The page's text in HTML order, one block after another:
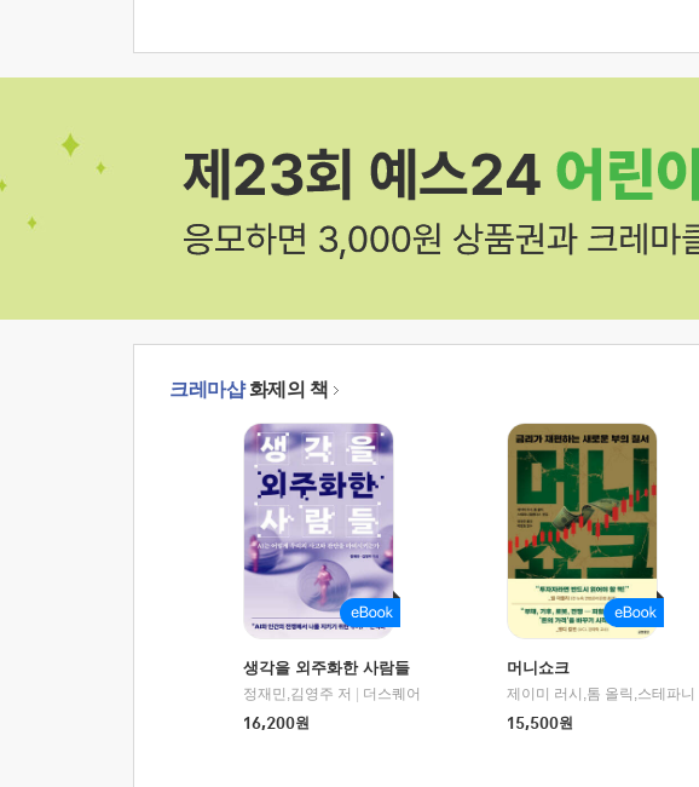
크레마샵화제의 책
생각을 외주화한 사람들
정재민,김영주 저
더스퀘어
16,200원
머니쇼크
15,500원